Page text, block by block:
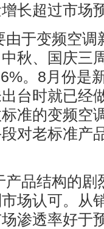
长超过市场
由于变频空调
秋、国庆三
。8月份是
台时就已经
准的变频空
对老标准产
产品结构的剧
场认可。从
渗透率好于